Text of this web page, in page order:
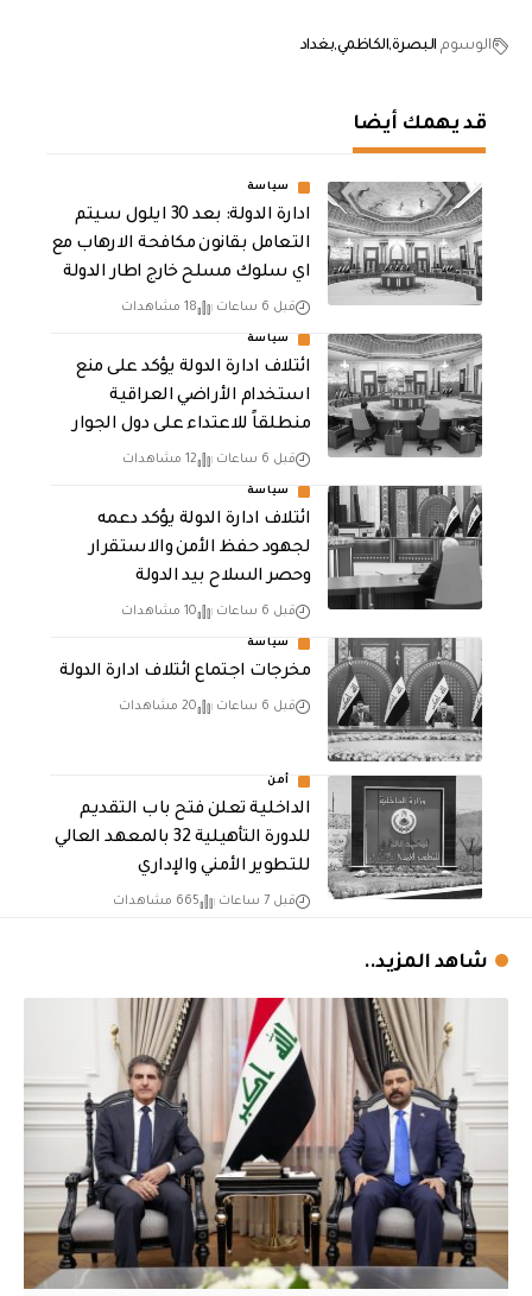
الوسوم البصرةالكاظميبغداد
قد يهمك أيضا
سياسة
ادارة الدولة: بعد 30 ايلول سيتم
التعامل بقانون مكافحة الارهاب مع
اي سلوك مسلح خارج اطار الدولة
قبل 6 ساعات 18 مشاهدات
سياسة
ائتلاف ادارة الدولة يؤكد على منع
استخدام الأراضي العراقية
منطلقاً للاعتداء على دول الجوار
قبل 6 ساعات 12 مشاهدات
سياسة
ائتلاف ادارة الدولة يؤكد دعمه
لجهود حفظ الأمن والاستقرار
وحصر السلاح بيد الدولة
قبل 6 ساعات 10 مشاهدات
سياسة
مخرجات اجتماع ائتلاف ادارة الدولة
قبل 6 ساعات 20 مشاهدات
أمن
الداخلية تعلن فتح باب التقديم
للدورة التأهيلية 32 بالمعهد العالي
للتطوير الأمني والإداري
قبل 7 ساعات 665 مشاهدات
شاهد المزيد..